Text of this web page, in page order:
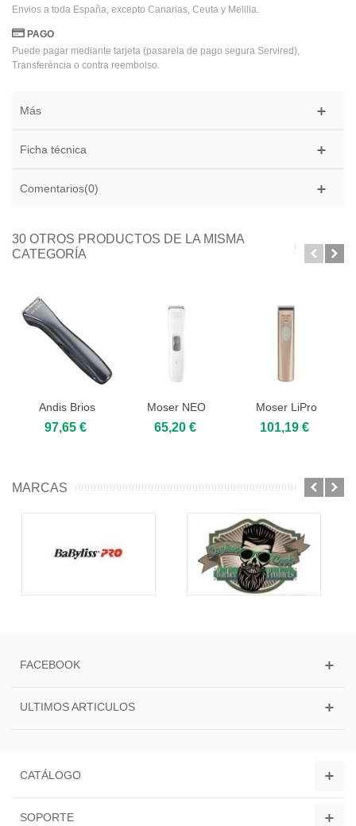
Envios a toda España, excepto Canarias, Ceuta y Melilla.
PAGO
Puede pagar mediante tarjeta (pasarela de pago segura Servired),
Transferéncia o contra reembolso.
Más
Ficha técnica
Comentarios(0)
30 OTROS PRODUCTOS DE LA MISMA
CATEGORÍA
Andis Brios
Lithium
97,65 €
Moser NEO
Liner 1586
65,20 €
Moser LiPro
Mini 1584 Rose
101,19 €
MARCAS
FACEBOOK
ULTIMOS ARTICULOS
CATÁLOGO
SOPORTE